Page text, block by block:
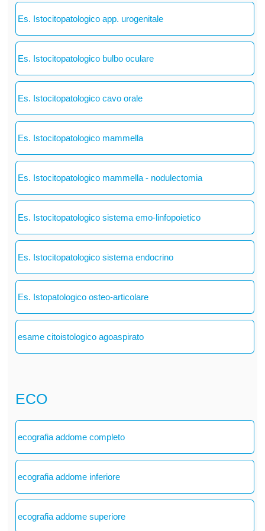
Es. Istocitopatologico app. urogenitale
Es. Istocitopatologico bulbo oculare
Es. Istocitopatologico cavo orale
Es. Istocitopatologico mammella
Es. Istocitopatologico mammella - nodulectomia
Es. Istocitopatologico sistema emo-linfopoietico
Es. Istocitopatologico sistema endocrino
Es. Istopatologico osteo-articolare
esame citoistologico agoaspirato
ECO
ecografia addome completo
ecografia addome inferiore
ecografia addome superiore